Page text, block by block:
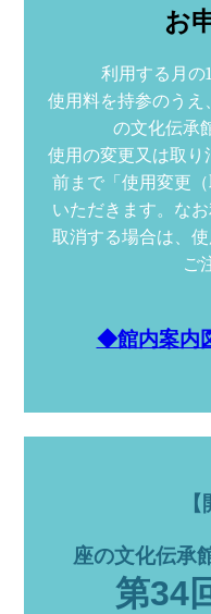
お
利用する月の
使用料を持参のうえ
の文化伝承
使用の変更又は取り
前まで「使用変更
いただきます。な
取消する場合は、
ご
◆館内案内
座の文化伝承
第34